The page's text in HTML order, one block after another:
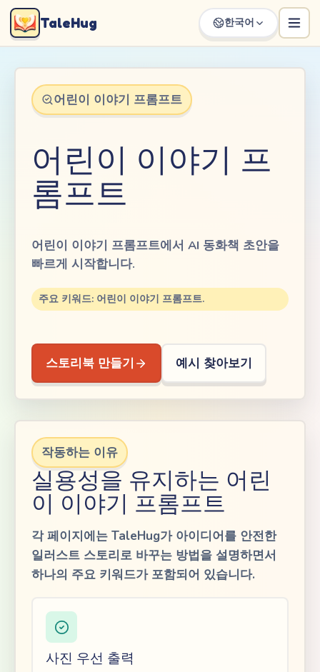
TaleHug 한국어
어린이 이야기 프롬프트
어린이 이야기 프
롬프트
어린이 이야기 프롬프트에서 AI 동화책 초안을
빠르게 시작합니다.
주요 키워드: 어린이 이야기 프롬프트.
스토리북 만들기 예시 찾아보기
작동하는 이유
실용성을 유지하는 어린
이 이야기 프롬프트
각 페이지에는 TaleHug가 아이디어를 안전한
일러스트 스토리로 바꾸는 방법을 설명하면서
하나의 주요 키워드가 포함되어 있습니다.
사진 우선 출력